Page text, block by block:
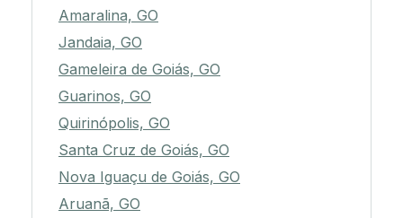
Amaralina, GO
Jandaia, GO
Gameleira de Goiás, GO
Guarinos, GO
Quirinópolis, GO
Santa Cruz de Goiás, GO
Nova Iguaçu de Goiás, GO
Aruanã, GO